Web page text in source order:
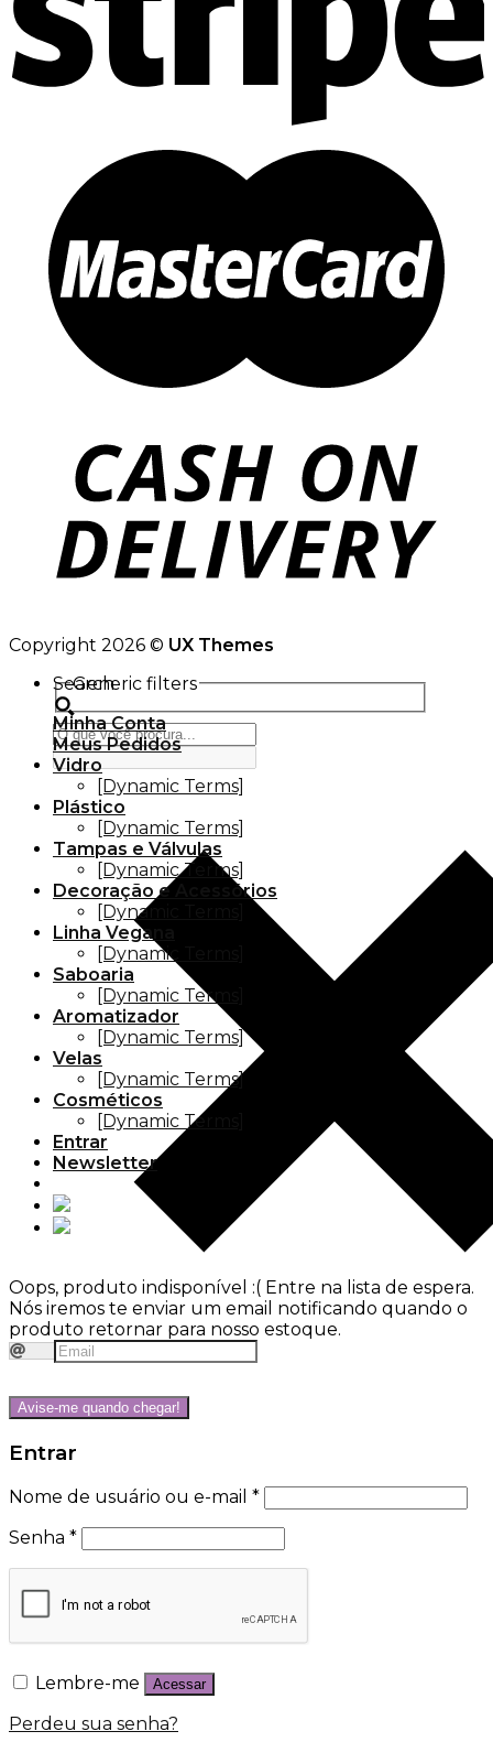
Copyright 2026 © UX Themes
Search
Generic filters
Minha Conta
Meus Pedidos
Vidro
[Dynamic Terms]
Plástico
[Dynamic Terms]
Tampas e Válvulas
[Dynamic Terms]
Decoração e Acessórios
[Dynamic Terms]
Linha Vegana
[Dynamic Terms]
Saboaria
[Dynamic Terms]
Aromatizador
[Dynamic Terms]
Velas
[Dynamic Terms]
Cosméticos
[Dynamic Terms]
Entrar
Newsletter
Oops, produto indisponível :( Entre na lista de espera.
Nós iremos te enviar um email notificando quando o
produto retornar para nosso estoque.
Avise-me quando chegar!
Entrar
Nome de usuário ou e-mail *
Senha *
Lembre-me Acessar
Perdeu sua senha?